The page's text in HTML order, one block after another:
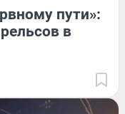
пути»:
в